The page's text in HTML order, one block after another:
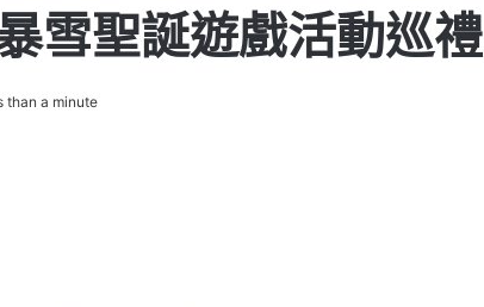
雪聖誕遊戲活動巡禮
than a minute